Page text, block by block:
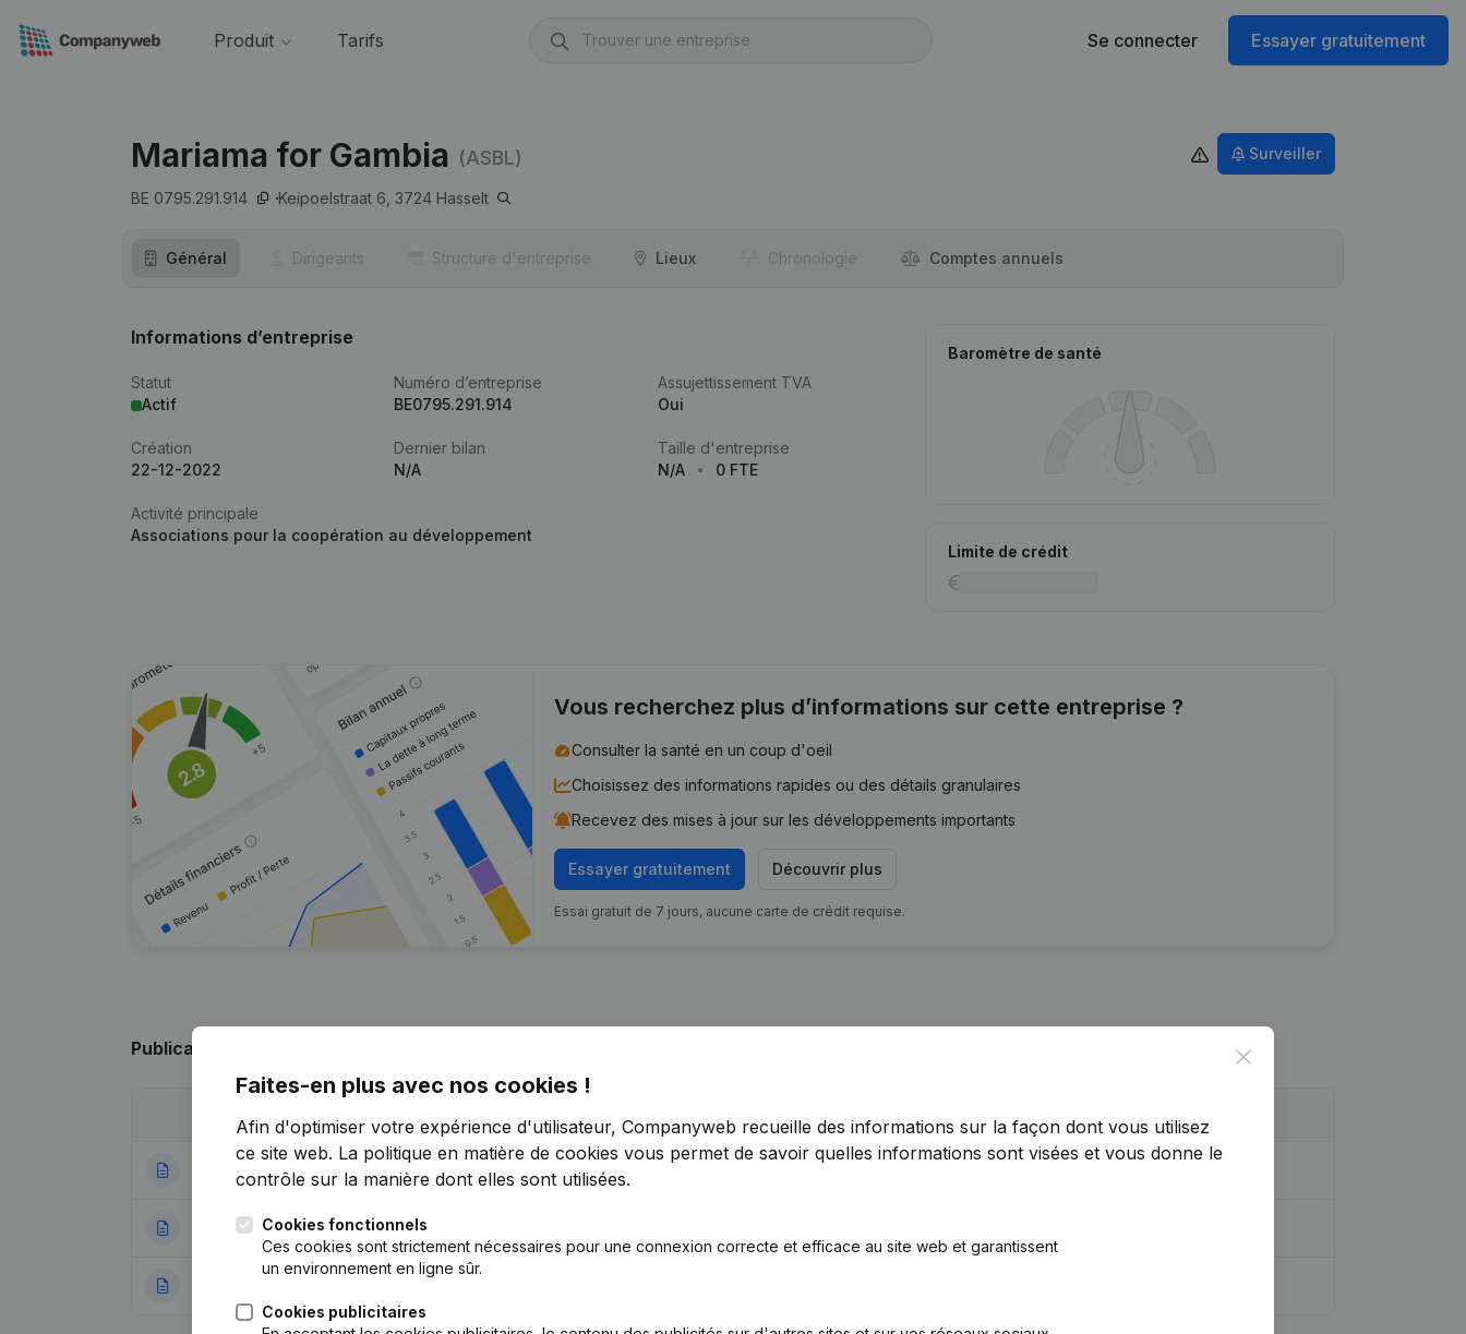
Produit Tarifs Se connecter Essayer gratuitement
Mariama for Gambia (ASBL)
BE 0795.291.914 Keipoelstraat 6, 3724 Hasselt
Surveiller
Général Dirigeants Structure d'entreprise Lieux Chronologie Comptes annuels
Informations d’entreprise
Statut
Actif
Numéro d’entreprise
BE0795.291.914
Assujettissement TVA
Oui
Création
22-12-2022
Dernier bilan
N/A
Taille d'entreprise
N/A
0 FTE
Activité principale
Associations pour la coopération au développement
Baromètre de santé
Limite de crédit
Vous recherchez plus d’informations sur cette entreprise ?
Consulter la santé en un coup d'oeil
Choisissez des informations rapides ou des détails granulaires
Recevez des mises à jour sur les développements importants
Essayer gratuitement Découvrir plus
Essai gratuit de 7 jours, aucune carte de crédit requise.
Publications
02-07-2026 Demissions - Nominations (NL)
27-06-2024 Demissions - Nominations
Close
Faites-en plus avec nos cookies !
Afin d'optimiser votre expérience d'utilisateur, Companyweb recueille des informations sur la façon dont vous utilisez
ce site web. La politique en matière de cookies vous permet de savoir quelles informations sont visées et vous donne le
contrôle sur la manière dont elles sont utilisées.
Cookies fonctionnels
Ces cookies sont strictement nécessaires pour une connexion correcte et efficace au site web et garantissent
un environnement en ligne sûr.
Cookies publicitaires